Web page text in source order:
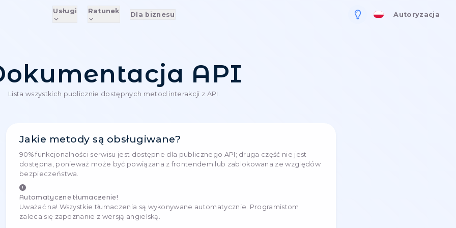
Usługi Ratunek
Dokumentacja API
i
ta
jest
pakietu
90% funkcjonalności serwisu jest dostępne dla publicznego API; druga część nie jest
dostępna, ponieważ może być powiązana z frontendem lub zablokowana ze
bezpieczeństwa.